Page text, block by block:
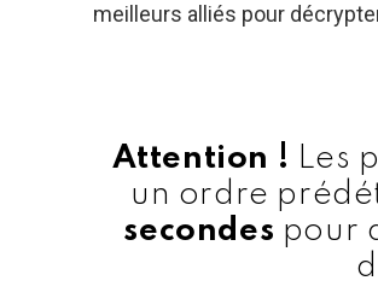
meilleurs alliés pour
Attention ! Les
un ordre
secondes pour